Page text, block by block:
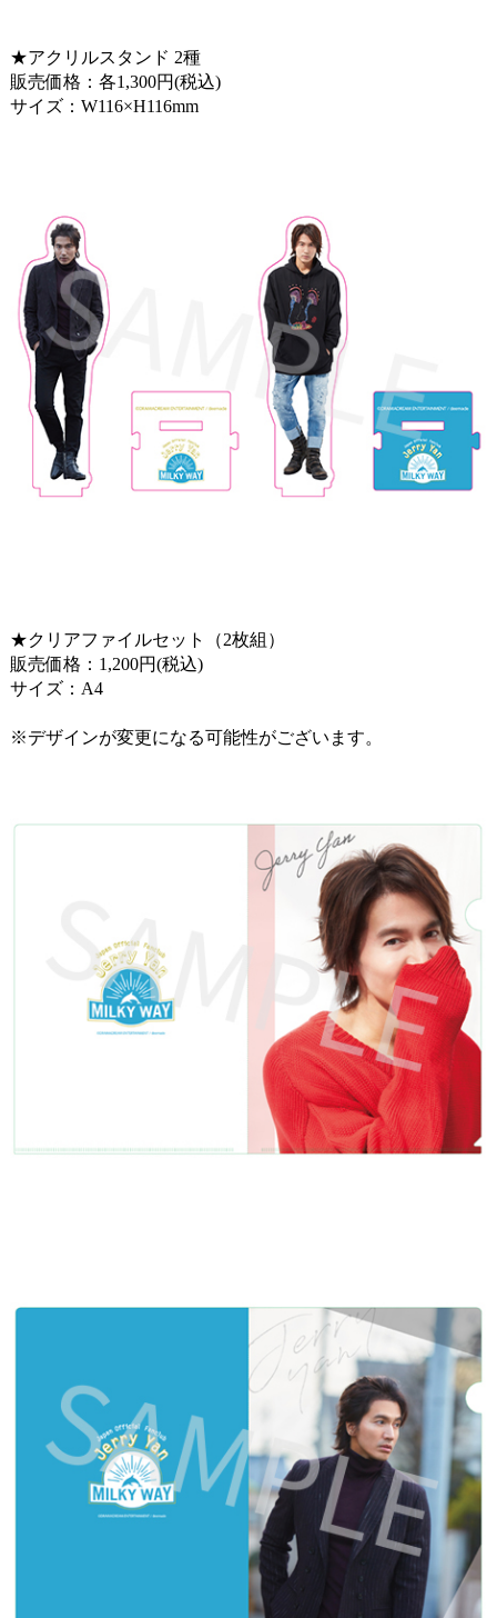
★アクリルスタンド 2種
販売価格：各1,300円(税込)
サイズ：W116×H116mm
★クリアファイルセット（2枚組）
販売価格：1,200円(税込)
サイズ：A4
※デザインが変更になる可能性がございます。